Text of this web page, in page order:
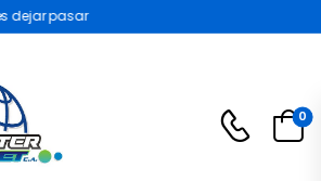
dejar pasar
0